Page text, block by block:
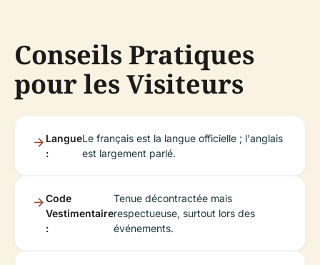
Conseils Pratiques
pour les Visiteurs
Langue
:
Le français est la langue officielle ; l'anglais
est largement parlé.
Code
Vestimentaire
:
Tenue décontractée mais
respectueuse, surtout lors des
événements.